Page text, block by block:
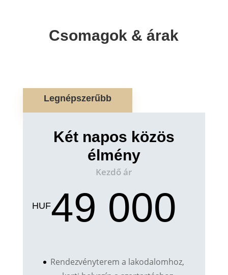
Csomagok & árak
Legnépszerűbb
Két napos közös
élmény
Kezdő ár
HUF49 000
Rendezvényterem a lakodalomhoz,